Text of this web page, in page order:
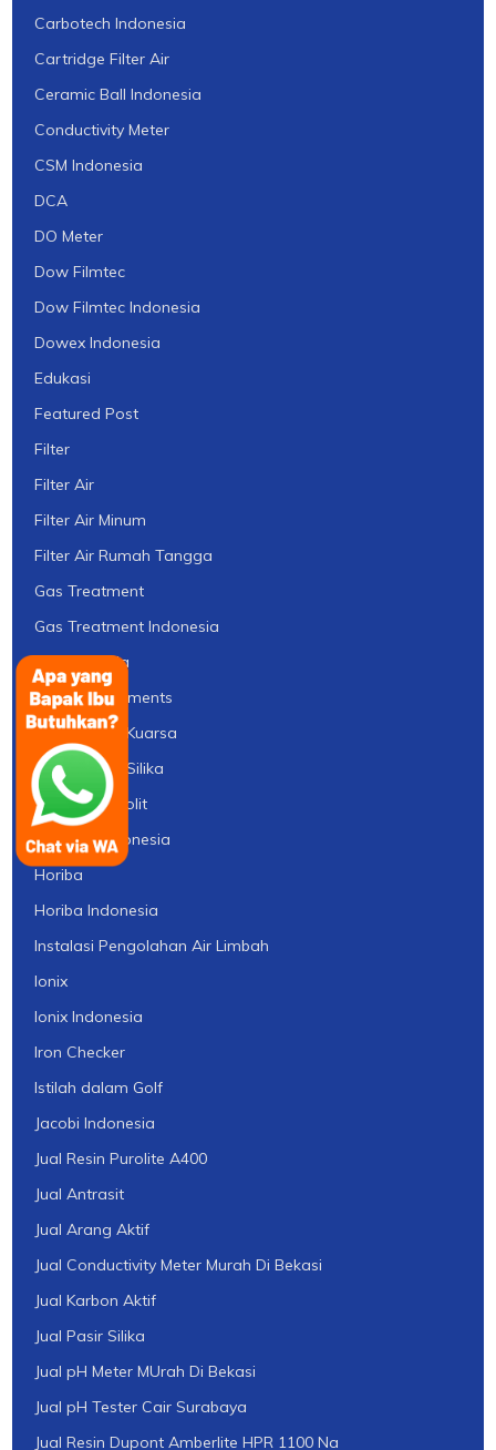
Carbotech Indonesia
Cartridge Filter Air
Ceramic Ball Indonesia
Conductivity Meter
CSM Indonesia
DCA
DO Meter
Dow Filmtec
Dow Filmtec Indonesia
Dowex Indonesia
Edukasi
Featured Post
Filter
Filter Air
Filter Air Minum
Filter Air Rumah Tangga
Gas Treatment
Gas Treatment Indonesia
GE Indonesia
Hanna Instruments
Harga Pasir Kuarsa
Harga Pasir Silika
Harganya Ziolit
Haycarb Indonesia
Horiba
Horiba Indonesia
Instalasi Pengolahan Air Limbah
Ionix
Ionix Indonesia
Iron Checker
Istilah dalam Golf
Jacobi Indonesia
Jual Resin Purolite A400
Jual Antrasit
Jual Arang Aktif
Jual Conductivity Meter Murah Di Bekasi
Jual Karbon Aktif
Jual Pasir Silika
Jual pH Meter MUrah Di Bekasi
Jual pH Tester Cair Surabaya
Jual Resin Dupont Amberlite HPR 1100 Na